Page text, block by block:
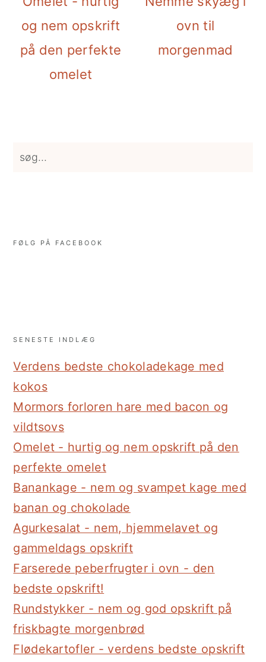
og nem opskrift
på den perfekte
omelet
ovn til
morgenmad
Primary
søg...
FØLG PÅ FACEBOOK
SENESTE INDLÆG
Verdens bedste chokoladekage med
kokos
Mormors forloren hare med bacon og
vildtsovs
Omelet - hurtig og nem opskrift på den
perfekte omelet
Banankage - nem og svampet kage med
banan og chokolade
Agurkesalat - nem, hjemmelavet og
gammeldags opskrift
Farserede peberfrugter i ovn - den
bedste opskrift!
Rundstykker - nem og god opskrift på
friskbagte morgenbrød
Flødekartofler - verdens bedste opskrift